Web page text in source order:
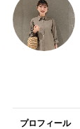
プロフィール